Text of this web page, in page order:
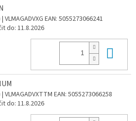
| VLMAGADVXG EAN: 5055273066241
do: 11.8.2026
| VLMAGADVXTTM EAN: 5055273066258
do: 11.8.2026